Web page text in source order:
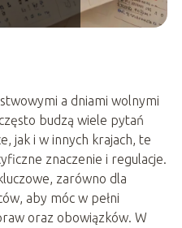
a dniami wolnymi
budzą wiele pytań
jak i w innych krajach, te
znaczenie i regulacje.
zarówno dla
aby móc w pełni
oraz obowiązków. W